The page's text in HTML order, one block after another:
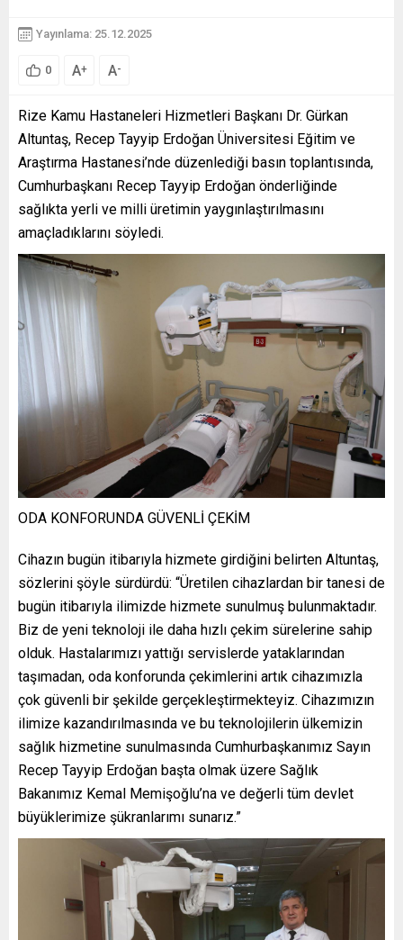
Yayınlama: 25.12.2025
0 A+ A-
Rize Kamu Hastaneleri Hizmetleri Başkanı Dr. Gürkan
Altuntaş, Recep Tayyip Erdoğan Üniversitesi Eğitim ve
Araştırma Hastanesi’nde düzenlediği basın toplantısında,
Cumhurbaşkanı Recep Tayyip Erdoğan önderliğinde
sağlıkta yerli ve milli üretimin yaygınlaştırılmasını
amaçladıklarını söyledi.
ODA KONFORUNDA GÜVENLİ ÇEKİM
Cihazın bugün itibarıyla hizmete girdiğini belirten Altuntaş,
sözlerini şöyle sürdürdü: “Üretilen cihazlardan bir tanesi de
bugün itibarıyla ilimizde hizmete sunulmuş bulunmaktadır.
Biz de yeni teknoloji ile daha hızlı çekim sürelerine sahip
olduk. Hastalarımızı yattığı servislerde yataklarından
taşımadan, oda konforunda çekimlerini artık cihazımızla
çok güvenli bir şekilde gerçekleştirmekteyiz. Cihazımızın
ilimize kazandırılmasında ve bu teknolojilerin ülkemizin
sağlık hizmetine sunulmasında Cumhurbaşkanımız Sayın
Recep Tayyip Erdoğan başta olmak üzere Sağlık
Bakanımız Kemal Memişoğlu’na ve değerli tüm devlet
büyüklerimize şükranlarımı sunarız.”